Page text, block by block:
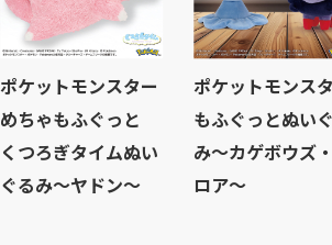
ポケットモンスター
めちゃもふぐっと
くつろぎタイムぬい
ぐるみ～ヤドン～
ポケットモンス
もふぐっとぬい
み～カゲボウズ
ロア～